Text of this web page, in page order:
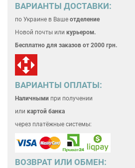
ВАРИАНТЫ ДОСТАВКИ:
по Украине в Ваше отделение
Новой почты или курьером.
Бесплатно для заказов от 2000 грн.
ВАРИАНТЫ ОПЛАТЫ:
Наличными при получении
или картой банка
через платёжные системы:
ВОЗВРАТ ИЛИ ОБМЕН: